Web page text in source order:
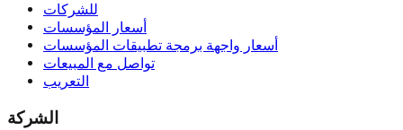
للشركات
أسعار المؤسسات
أسعار واجهة برمجة تطبيقات المؤسسات
تواصل مع المبيعات
التعريب
الشركة